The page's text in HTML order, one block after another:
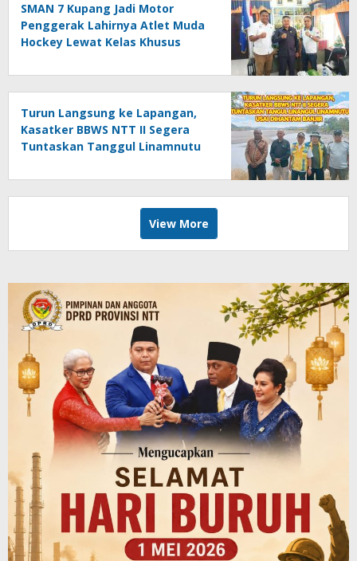
SMAN 7 Kupang Jadi Motor
Penggerak Lahirnya Atlet Muda
Hockey Lewat Kelas Khusus
Turun Langsung ke Lapangan,
Kasatker BBWS NTT II Segera
Tuntaskan Tanggul Linamnutu
View More